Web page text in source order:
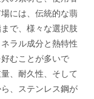
には、伝統的な翡
で、様々な選択肢
ラル成分と熱特性
むことが多いで
、耐久性、そして
、 ステンレス鋼が